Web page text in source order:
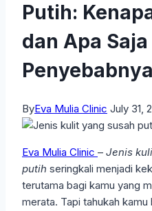
Putih:
dan Apa Saja
ByEva Mulia Clinic July 31,
Eva Mulia Clinic – Jenis
putih seringkali menjadi
terutama bagi kamu yang
merata. Tapi tahukah